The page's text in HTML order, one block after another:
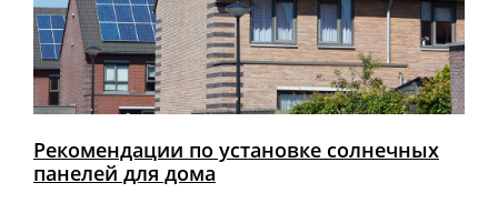
Рекомендации по установке солнечных
панелей для дома